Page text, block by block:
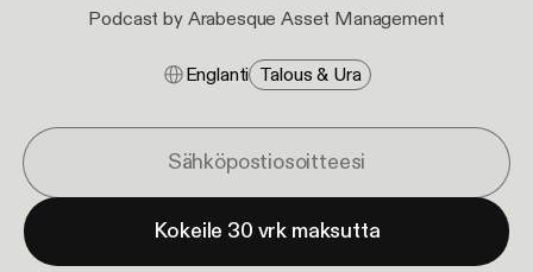
Podcast by Arabesque Asset Management
Englanti Talous & Ura
Kokeile 30 vrk maksutta